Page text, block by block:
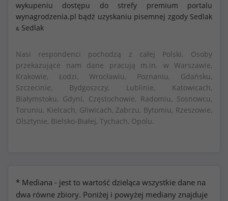
wykupeniu dostępu do strefy premium portalu
wynagrodzenia.pl bądź uzyskaniu pisemnej zgody Sedlak
& Sedlak
Nasi respondenci pochodzą z całej Polski. Osoby
przekazujące nam dane pracują m.in. w Warszawie,
Krakowie, Łodzi, Wrocławiu, Poznaniu, Gdańsku,
Szczecinie, Bydgoszczy, Lublinie, Katowicach,
Białymstoku, Gdyni, Częstochowie, Radomiu, Sosnowcu,
Toruniu, Kielcach, Gliwicach, Zabrzu, Bytomiu, Rzeszowie,
Olsztynie, Bielsko-Białej, Tychach, Opolu.
* Mediana - jest to wartość dzieląca wszystkie dane na
dwa równe zbiory. Poniżej i powyżej mediany znajduje